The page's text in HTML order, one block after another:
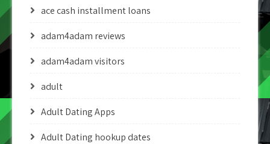
ace cash installment loans
adam4adam reviews
adam4adam visitors
adult
Adult Dating Apps
Adult Dating hookup dates